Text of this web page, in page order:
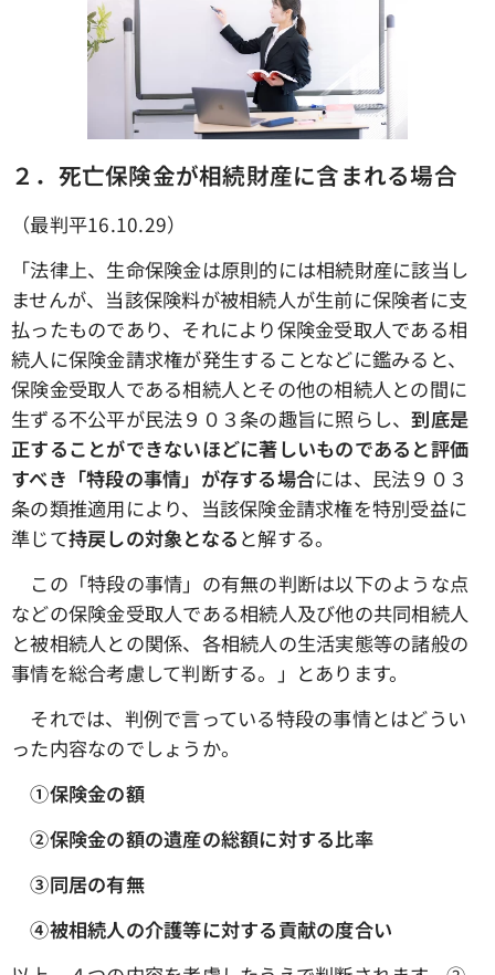
２．死亡保険金が相続財産に含まれる場合
（最判平16.10.29）
「法律上、生命保険金は原則的には相続財産に該当し
ませんが、当該保険料が被相続人が生前に保険者に支
払ったものであり、それにより保険金受取人である相
続人に保険金請求権が発生することなどに鑑みると、
保険金受取人である相続人とその他の相続人との間に
生ずる不公平が民法９０３条の趣旨に照らし、到底是
正することができないほどに著しいものであると評価
すべき「特段の事情」が存する場合には、民法９０３
条の類推適用により、当該保険金請求権を特別受益に
準じて持戻しの対象となる と解する。
この「特段の事情」の有無の判断は以下のような点
などの保険金受取人である相続人及び他の共同相続人
と被相続人との関係、各相続人の生活実態等の諸般の
事情を総合考慮して判断する。」とあります。
それでは、判例で言っている特段の事情とはどうい
った内容なのでしょうか。
①保険金の額
➁保険金の額の遺産の総額に対する比率
③同居の有無
④被相続人の介護等に対する貢献の度合い